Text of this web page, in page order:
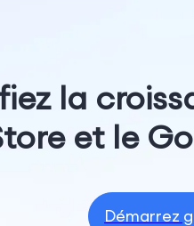
la
et le
Démarrez